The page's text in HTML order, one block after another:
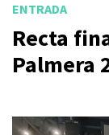
ENTRADA
Recta
Palmera